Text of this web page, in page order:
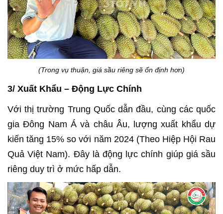
(Trong vụ thuận, giá sầu riêng sẽ ổn định hơn)
3/ Xuất Khẩu – Động Lực Chính
Với thị trường Trung Quốc dẫn đầu, cùng các quốc
gia Đông Nam Á và châu Âu, lượng xuất khẩu dự
kiến tăng 15% so với năm 2024 (Theo Hiệp Hội Rau
Quả Việt Nam). Đây là động lực chính giúp giá sầu
riêng duy trì ở mức hấp dẫn.